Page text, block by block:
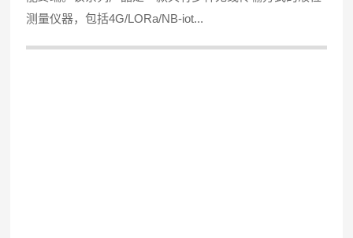
测量仪器，包括4G/LORa/NB-iot...